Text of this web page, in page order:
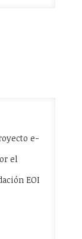
e-
el
EOI